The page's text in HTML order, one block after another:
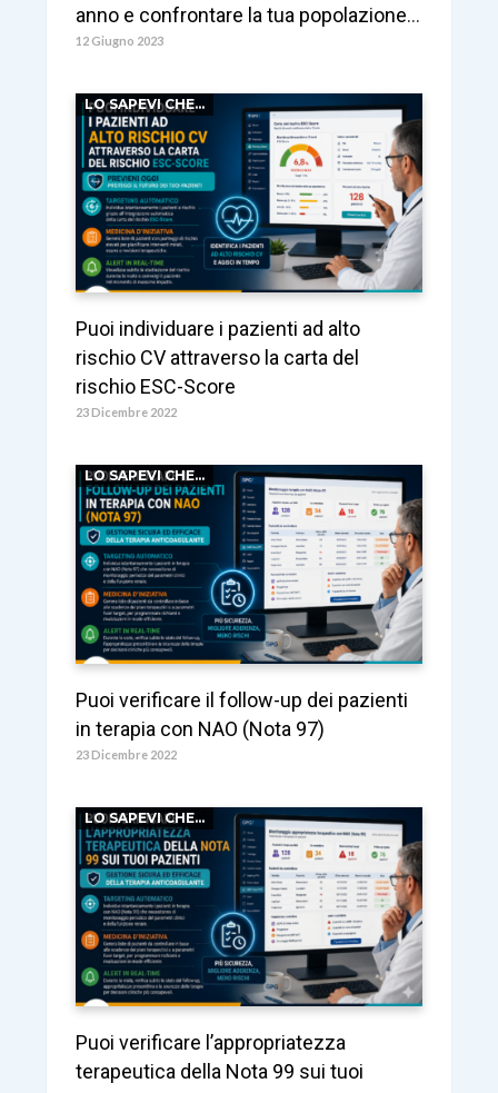
anno e confrontare la tua popolazione
con quella di riferimento
12 Giugno 2023
LO SAPEVI CHE...
Puoi individuare i pazienti ad alto
rischio CV attraverso la carta del
rischio ESC-Score
23 Dicembre 2022
LO SAPEVI CHE...
Puoi verificare il follow-up dei pazienti
in terapia con NAO (Nota 97)
23 Dicembre 2022
LO SAPEVI CHE...
Puoi verificare l’appropriatezza
terapeutica della Nota 99 sui tuoi